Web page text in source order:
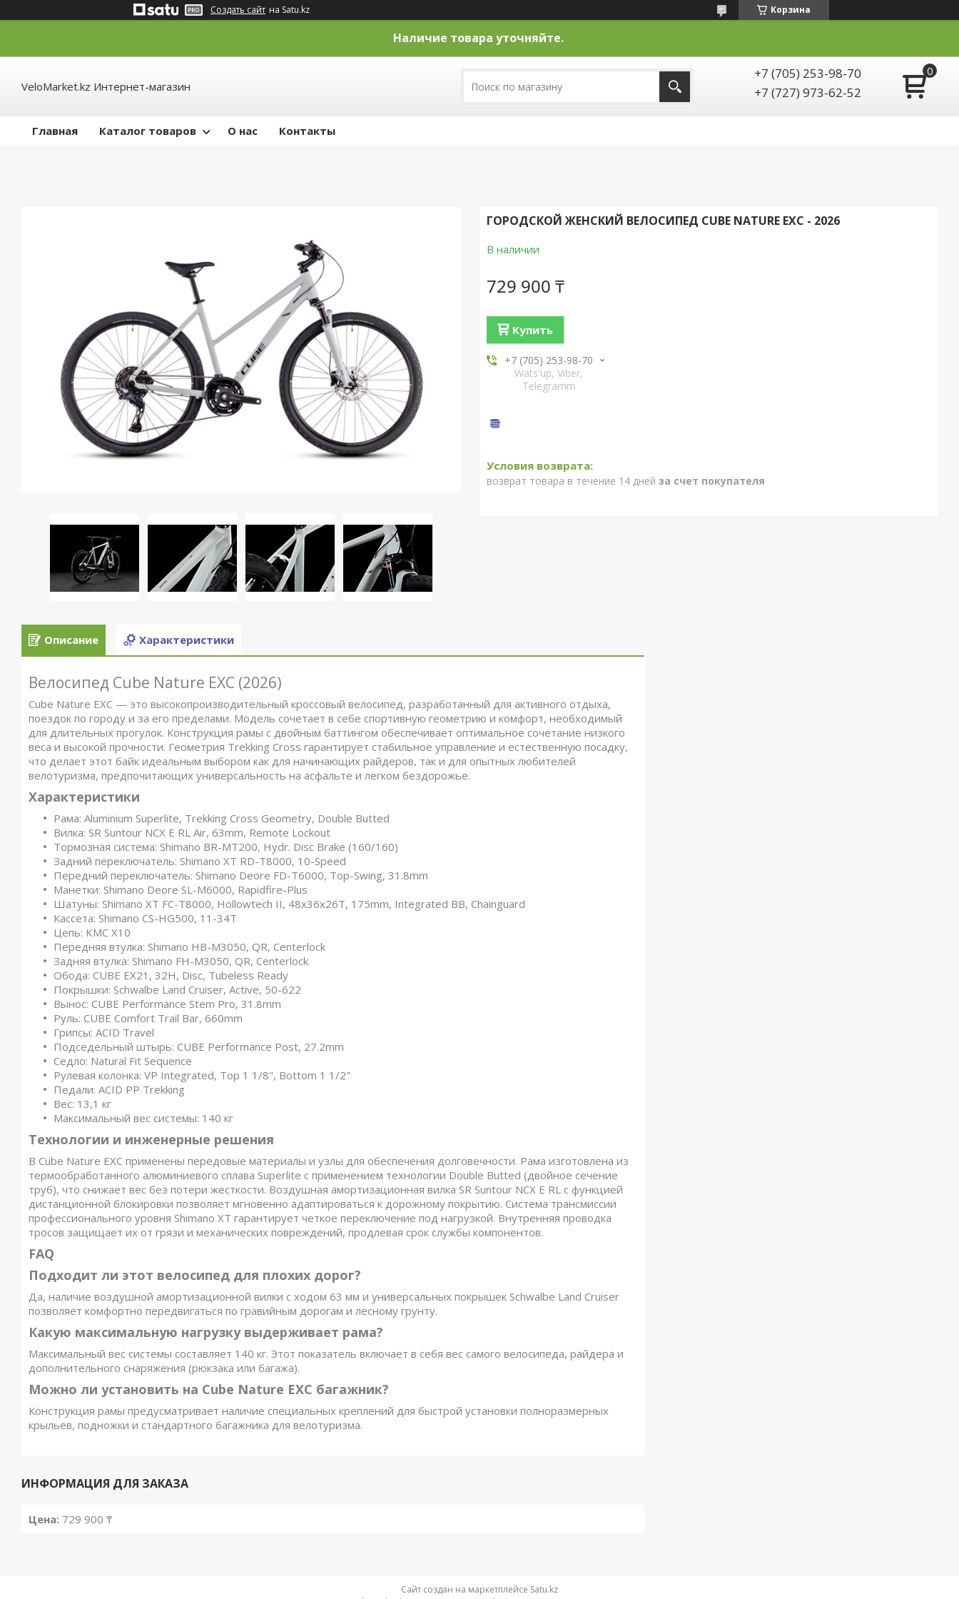
Создать сайт на Satu.kz Корзина
Наличие товара уточняйте.
VeloMarket.kz Интернет-магазин
+7 (705) 253-98-70
+7 (727) 973-62-52
Главная Каталог товаров О нас Контакты
ГОРОДСКОЙ ЖЕНСКИЙ ВЕЛОСИПЕД CUBE NATURE EXC - 2026
В наличии
729 900 ₸
Купить
+7 (705) 253-98-70
Wats'up, Viber,
Telegramm
возврат товара в течение 14 дней за счет покупателя
Описание Характеристики
Велосипед Cube Nature EXC (2026)
Cube Nature EXC — это высокопроизводительный кроссовый велосипед, разработанный для активного отдыха,
поездок по городу и за его пределами. Модель сочетает в себе спортивную геометрию и комфорт, необходимый
для длительных прогулок. Конструкция рамы с двойным баттингом обеспечивает оптимальное сочетание низкого
веса и высокой прочности. Геометрия Trekking Cross гарантирует стабильное управление и естественную посадку,
что делает этот байк идеальным выбором как для начинающих райдеров, так и для опытных любителей
велотуризма, предпочитающих универсальность на асфальте и легком бездорожье.
Характеристики
Рама: Aluminium Superlite, Trekking Cross Geometry, Double Butted
Вилка: SR Suntour NCX E RL Air, 63mm, Remote Lockout
Тормозная система: Shimano BR-MT200, Hydr. Disc Brake (160/160)
Задний переключатель: Shimano XT RD-T8000, 10-Speed
Передний переключатель: Shimano Deore FD-T6000, Top-Swing, 31.8mm
Манетки: Shimano Deore SL-M6000, Rapidfire-Plus
Шатуны: Shimano XT FC-T8000, Hollowtech II, 48x36x26T, 175mm, Integrated BB, Chainguard
Кассета: Shimano CS-HG500, 11-34T
Цепь: KMC X10
Передняя втулка: Shimano HB-M3050, QR, Centerlock
Задняя втулка: Shimano FH-M3050, QR, Centerlock
Обода: CUBE EX21, 32H, Disc, Tubeless Ready
Покрышки: Schwalbe Land Cruiser, Active, 50-622
Вынос: CUBE Performance Stem Pro, 31.8mm
Руль: CUBE Comfort Trail Bar, 660mm
Грипсы: ACID Travel
Подседельный штырь: CUBE Performance Post, 27.2mm
Седло: Natural Fit Sequence
Рулевая колонка: VP Integrated, Top 1 1/8", Bottom 1 1/2"
Педали: ACID PP Trekking
Вес: 13,1 кг
Максимальный вес системы: 140 кг
Технологии и инженерные решения
В Cube Nature EXC применены передовые материалы и узлы для обеспечения долговечности. Рама изготовлена из
термообработанного алюминиевого сплава Superlite с применением технологии Double Butted (двойное сечение
труб), что снижает вес без потери жесткости. Воздушная амортизационная вилка SR Suntour NCX E RL с функцией
дистанционной блокировки позволяет мгновенно адаптироваться к дорожному покрытию. Система трансмиссии
профессионального уровня Shimano XT гарантирует четкое переключение под нагрузкой. Внутренняя проводка
тросов защищает их от грязи и механических повреждений, продлевая срок службы компонентов.
FAQ
Подходит ли этот велосипед для плохих дорог?
Да, наличие воздушной амортизационной вилки с ходом 63 мм и универсальных покрышек Schwalbe Land Cruiser
позволяет комфортно передвигаться по гравийным дорогам и лесному грунту.
Какую максимальную нагрузку выдерживает рама?
Максимальный вес системы составляет 140 кг. Этот показатель включает в себя вес самого велосипеда, райдера и
дополнительного снаряжения (рюкзака или багажа).
Можно ли установить на Cube Nature EXC багажник?
Конструкция рамы предусматривает наличие специальных креплений для быстрой установки полноразмерных
крыльев, подножки и стандартного багажника для велотуризма.
ИНФОРМАЦИЯ ДЛЯ ЗАКАЗА
Цена: 729 900 ₸
Сайт создан на маркетплейсе Satu.kz